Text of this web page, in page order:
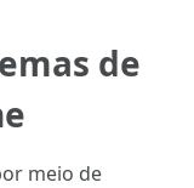
de
meio de